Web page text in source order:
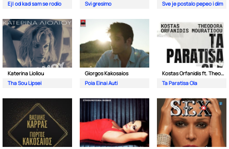
Ej| od kad sam se rodio
Svi gresimo
Sve je postalo pepeo i dim
Katerina Lioliou
Tha Sou Lipsei
Giorgos Kakosaios
Poia Einai Auti
Kostas Orfanidis ft. Theodora Mouratidou
Ta Paratisa Ola